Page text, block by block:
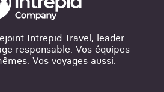
Intrepid Travel, leader
responsable. Vos équipes
Vos voyages aussi.